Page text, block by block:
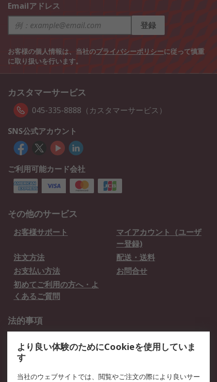
Emailアドレス
登録
お客様の個人情報は、当社のプライバシーポリシーに従って慎重
に取り扱いを行います。
カスタマーサービス
045-335-8888（カスタマーサービス）
SNS公式アカウント
ご利用可能カード会社
その他のサービス
お客様サポート
マイアカウント（ユーザ
ー登録)
注文方法
配送・送料
お支払い方法
お問合せ
初めてご利用の方へ・よ
くあるご質問
法的事項
クッキーポリシー
RSについて
より良い体験のためにCookieを使用していま
す
当社のウェブサイトでは、閲覧やご注文の際により良いサー